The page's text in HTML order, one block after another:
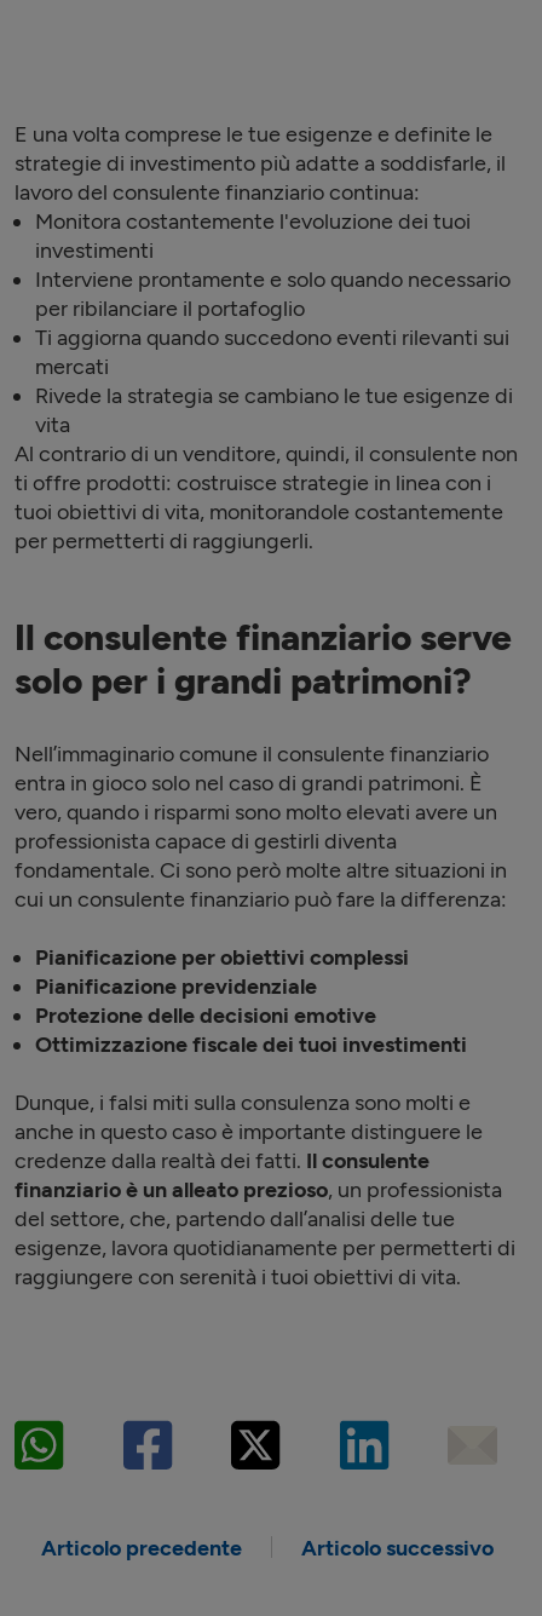
E una volta comprese le tue esigenze e definite le
strategie di investimento più adatte a soddisfarle, il
lavoro del consulente finanziario continua:
Monitora costantemente l'evoluzione dei tuoi
investimenti
Interviene prontamente e solo quando necessario
per ribilanciare il portafoglio
Ti aggiorna quando succedono eventi rilevanti sui
mercati
Rivede la strategia se cambiano le tue esigenze di
vita
Al contrario di un venditore, quindi, il consulente non
ti offre prodotti: costruisce strategie in linea con i
tuoi obiettivi di vita, monitorandole costantemente
per permetterti di raggiungerli.
Il consulente finanziario serve
solo per i grandi patrimoni?
Nell’immaginario comune il consulente finanziario
entra in gioco solo nel caso di grandi patrimoni. È
vero, quando i risparmi sono molto elevati avere un
professionista capace di gestirli diventa
fondamentale. Ci sono però molte altre situazioni in
cui un consulente finanziario può fare la differenza:
Pianificazione per obiettivi complessi
Pianificazione previdenziale
Protezione delle decisioni emotive
Ottimizzazione fiscale dei tuoi investimenti
Dunque, i falsi miti sulla consulenza sono molti e
anche in questo caso è importante distinguere le
credenze dalla realtà dei fatti. Il consulente
finanziario è un alleato prezioso, un professionista
del settore, che, partendo dall’analisi delle tue
esigenze, lavora quotidianamente per permetterti di
raggiungere con serenità i tuoi obiettivi di vita.
Articolo precedente Articolo successivo